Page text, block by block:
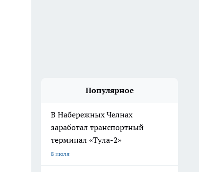
Популярное
В Набережных Челнах
заработал транспортный
терминал «Тула-2»
8 июля